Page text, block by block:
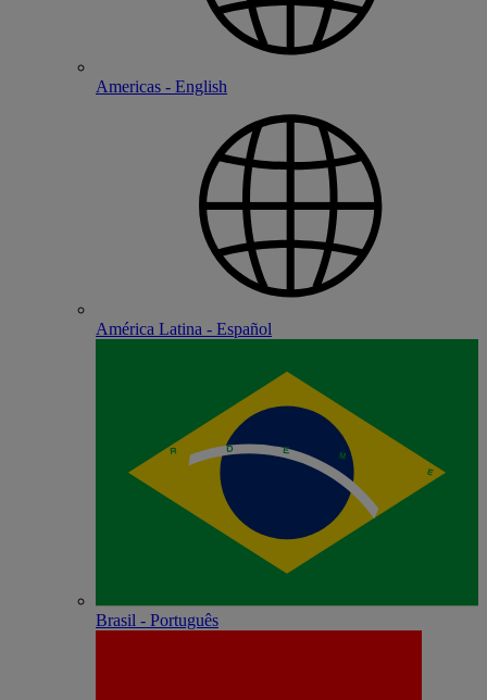
Americas - English
América Latina - Español
Brasil - Português